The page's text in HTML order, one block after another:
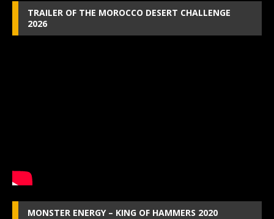
TRAILER OF THE MOROCCO DESERT CHALLENGE
2026
MONSTER ENERGY – KING OF HAMMERS 2020